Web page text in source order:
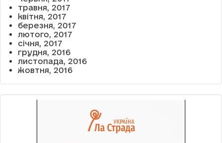
травня, 2017
квітня, 2017
березня, 2017
лютого, 2017
січня, 2017
грудня, 2016
листопада, 2016
жовтня, 2016